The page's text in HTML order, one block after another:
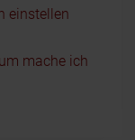
einstellen
mache ich